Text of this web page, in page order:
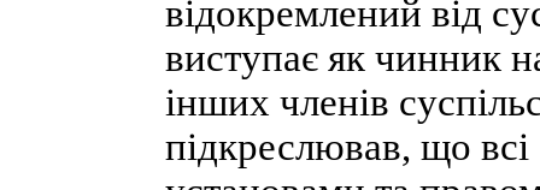
відокремлений від
виступає як чинник
інших членів
підкреслював, що всі